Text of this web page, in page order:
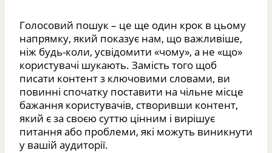
Голосовий пошук – це ще один крок в цьому
напрямку, який показує нам, що важливіше,
ніж будь-коли, усвідомити «чому», а не «що»
користувачі шукають. Замість того щоб
писати контент з ключовими словами, ви
повинні спочатку поставити на чільне місце
бажання користувачів, створивши контент,
який є за своєю суттю цінним і вирішує
питання або проблеми, які можуть виникнути
у вашій аудиторії.